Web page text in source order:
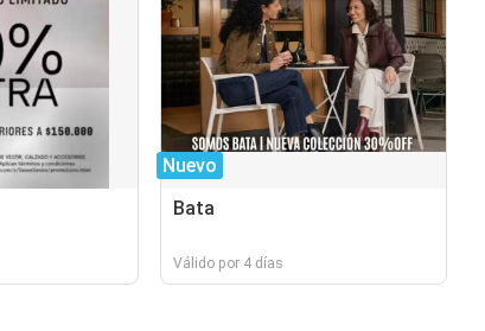
Nuevo
Bata
Válido por 4 días